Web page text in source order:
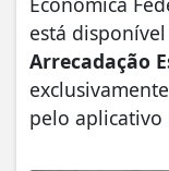
está
Arrecadação
pelo aplicativo